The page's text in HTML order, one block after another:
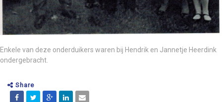
Enkele van deze onderduikers waren bij Hendrik en Jannetje Heerdink
ondergebracht.
Share